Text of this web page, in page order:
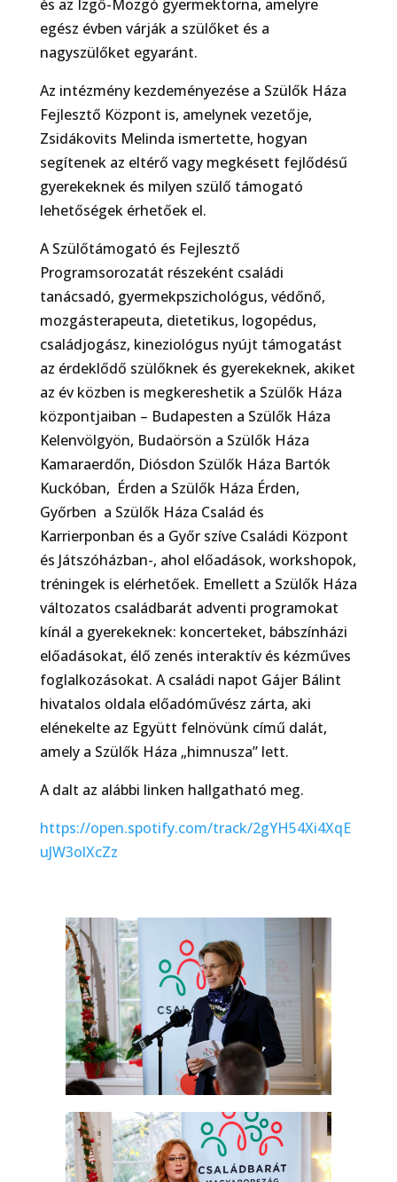
és az Izgő-Mozgó gyermektorna, amelyre
egész évben várják a szülőket és a
nagyszülőket egyaránt.
Az intézmény kezdeményezése a Szülők Háza
Fejlesztő Központ is, amelynek vezetője,
Zsidákovits Melinda ismertette, hogyan
segítenek az eltérő vagy megkésett fejlődésű
gyerekeknek és milyen szülő támogató
lehetőségek érhetőek el.
A Szülőtámogató és Fejlesztő
Programsorozatát részeként családi
tanácsadó, gyermekpszichológus, védőnő,
mozgásterapeuta, dietetikus, logopédus,
családjogász, kineziológus nyújt támogatást
az érdeklődő szülőknek és gyerekeknek, akiket
az év közben is megkereshetik a Szülők Háza
központjaiban – Budapesten a Szülők Háza
Kelenvölgyön, Budaörsön a Szülők Háza
Kamaraerdőn, Diósdon Szülők Háza Bartók
Kuckóban, Érden a Szülők Háza Érden,
Győrben a Szülők Háza Család és
Karrierponban és a Győr szíve Családi Központ
és Játszóházban-, ahol előadások, workshopok,
tréningek is elérhetőek. Emellett a Szülők Háza
változatos családbarát adventi programokat
kínál a gyerekeknek: koncerteket, bábszínházi
előadásokat, élő zenés interaktív és kézműves
foglalkozásokat. A családi napot Gájer Bálint
hivatalos oldala előadóművész zárta, aki
elénekelte az Együtt felnövünk című dalát,
amely a Szülők Háza „himnusza” lett.
A dalt az alábbi linken hallgatható meg.
https://open.spotify.com/track/2gYH54Xi4XqE
uJW3olXcZz